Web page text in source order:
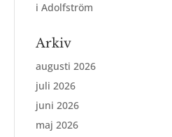
i Adolfström
Arkiv
augusti 2026
juli 2026
juni 2026
maj 2026